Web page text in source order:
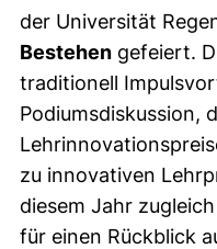
der Universität
Bestehen gefeiert.
traditionell
Podiumsdiskussion,
zu innovativen
diesem Jahr
für einen Rückblick